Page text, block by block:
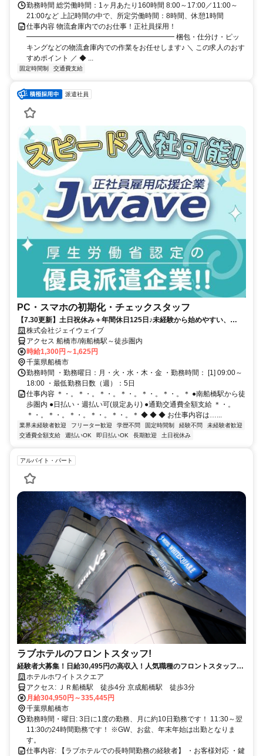
勤務時間 総労働時間：1ヶ月あたり160時間 8:00～17:00／11:00～
21:00など 上記時間の中で、所定労働時間：8時間、休憩1時間
仕事内容 物流倉庫内でのお仕事！正社員採用！
━━━━━━━━━━━━━━━━━━━━━ 梱包・仕分け・ピッ
キングなどの物流倉庫内での作業をお任せします♪ ＼ この求人のおす
すめポイント ／ ◆ ...
固定時間制 交通費支給
派遣社員
PC・スマホの初期化・チェックスタッフ
【7.30更新】土日祝休み＋年間休日125日♪未経験から始めやすい、
PC・スマホの初期化作業です◎
株式会社ジェイウェイブ
アクセス 船橋市/南船橋駅～徒歩圏内
時給1,300円～1,625円
千葉県船橋市
勤務時間 ・勤務曜日：月・火・水・木・金 ・勤務時間： [1] 09:00～
18:00 ・最低勤務日数（週）：5日
仕事内容 ＊・。＊・。＊・。＊・。＊・。＊・。＊ ●南船橋駅から徒
歩圏内 ●日払い・週払い可(規定あり) ●通勤交通費全額支給 ＊・。
＊・。＊・。＊・。＊・。＊・。＊ ◆ ◆ ◆ お仕事内容は…...
業界未経験者歓迎 フリーター歓迎 学歴不問 固定時間制 経験不問
未経験者歓迎
交通費全額支給
週払いOK 即日払いOK 長期歓迎 土日祝休み
アルバイト・パート
ラブホテルのフロントスタッフ!
経験者大募集！日給30,495円の高収入！人気職種のフロントスタッフ募
集！10日勤務で月給30万！
ホテルホワイトスクエア
アクセス: ＪＲ船橋駅 徒歩4分 京成船橋駅 徒歩3分
月給304,950円～335,445円
千葉県船橋市
勤務時間・曜日: 3日に1度の勤務、月に約10日勤務です！ 11:30～翌
11:30の24時間勤務です！ ※GW、お盆、年末年始は出勤となりま
す。
仕事内容: 【ラブホテルでの長時間勤務の経験者】 ・お客様対応 ・鍵